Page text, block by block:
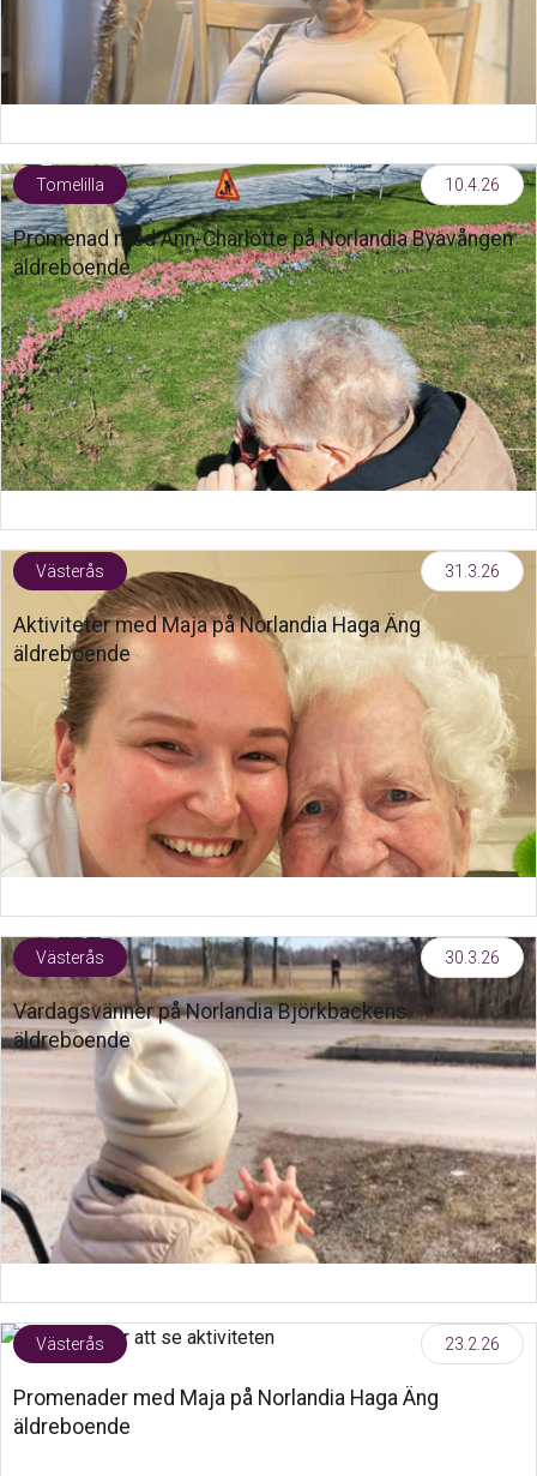
Tomelilla 10.4.26
Promenad med Ann-Charlotte på Norlandia Byavången
äldreboende
Västerås 31.3.26
Aktiviteter med Maja på Norlandia Haga Äng
äldreboende
Västerås 30.3.26
Vardagsvänner på Norlandia Björkbackens
äldreboende
Västerås 23.2.26
Promenader med Maja på Norlandia Haga Äng
äldreboende